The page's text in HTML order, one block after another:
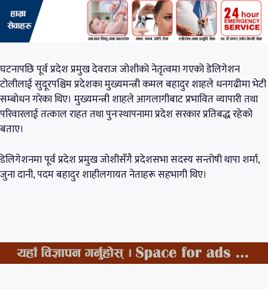
घटनापछि पूर्व प्रदेश प्रमुख देवराज जोशीको नेतृत्वमा गएको डेलिगेशन
टोलीलाई सुदूरपश्चिम प्रदेशका मुख्यमन्त्री कमल बहादुर शाहले धनगढीमा भेटी
सम्बोधन गरेका थिए। मुख्यमन्त्री शाहले आगलागीबाट प्रभावित व्यापारी तथा
परिवारलाई तत्काल राहत तथा पुनःस्थापनामा प्रदेश सरकार प्रतिबद्ध रहेको
बताए।
डेलिगेशनमा पूर्व प्रदेश प्रमुख जोशीसँगै प्रदेशसभा सदस्य सन्तोषी थापा शर्मा,
जुना दानी, पदम बहादुर शाहीलगायत नेताहरू सहभागी थिए।